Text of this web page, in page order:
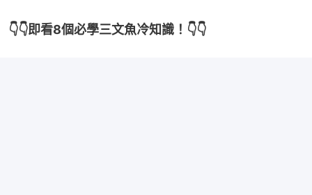
👇👇即看8個必學三文魚冷知識！👇👇